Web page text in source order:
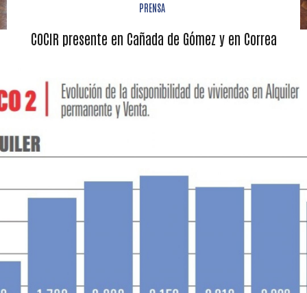
PRENSA
COCIR presente en Cañada de Gómez y en Correa